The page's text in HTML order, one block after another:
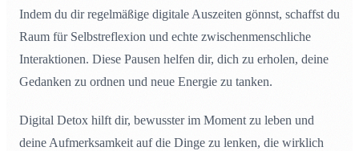
Indem du dir regelmäßige digitale Auszeiten gönnst, schaffst du
Raum für Selbstreflexion und echte zwischenmenschliche
Interaktionen. Diese Pausen helfen dir, dich zu erholen, deine
Gedanken zu ordnen und neue Energie zu tanken.
Digital Detox hilft dir, bewusster im Moment zu leben und
deine Aufmerksamkeit auf die Dinge zu lenken, die wirklich